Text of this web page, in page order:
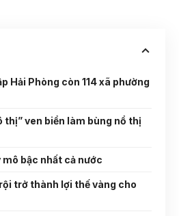
Hải Phòng còn 114 xã phường
thị” ven biển làm bùng nổ thị
bậc nhất cả nước
trở thành lợi thế vàng cho